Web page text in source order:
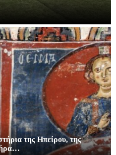
της Ηπείρου, της